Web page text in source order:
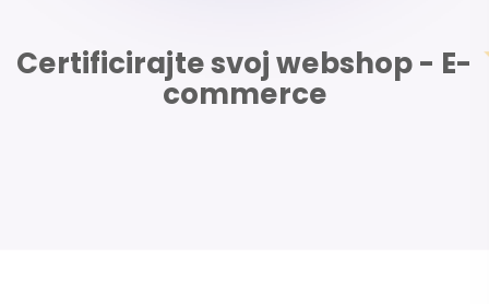
Certificirajte svoj webshop - E-
commerce